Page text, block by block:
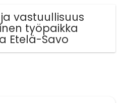
vastuullisuus
työpaikka
Etelä-Savo